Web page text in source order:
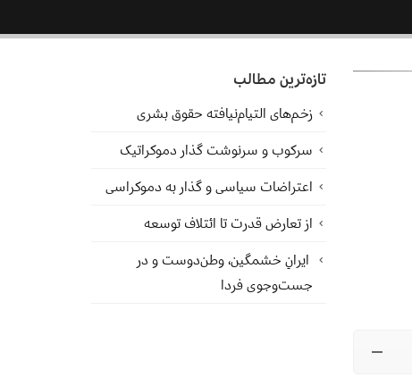
تازه‌ترین مطالب
زخم‌های التیام‌نیافته حقوق بشری
سرکوب و سرنوشت گذار دموکراتیک
اعتراضات سیاسی و گذار به دموکراسی
از تعارض قدرت تا ائتلاف توسعه
ایرانِ خشمگین، وطن‌دوست و در
جست‌وجوی فردا